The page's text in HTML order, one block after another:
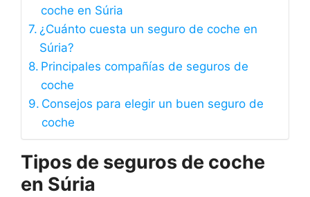
coche en Súria
¿Cuánto cuesta un seguro de coche en
Súria?
Principales compañías de seguros de
coche
Consejos para elegir un buen seguro de
coche
Tipos de seguros de coche
en Súria